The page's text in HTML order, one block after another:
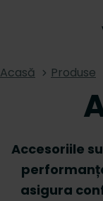
Acasă Produse
Accesoriile
asigura